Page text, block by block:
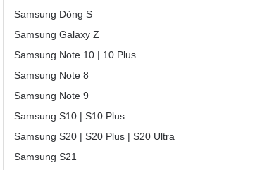
Samsung Dòng S
Samsung Galaxy Z
Samsung Note 10 | 10 Plus
Samsung Note 8
Samsung Note 9
Samsung S10 | S10 Plus
Samsung S20 | S20 Plus | S20 Ultra
Samsung S21